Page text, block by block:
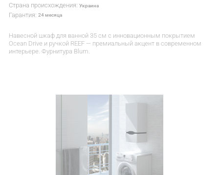
Страна происхождения: Украина
Гарантия: 24 месяца
Навесной шкаф для ванной 35 см с инновационным покрытием
Ocean Drive и ручкой REEF — премиальный акцент в современном
интерьере. Фурнитура Blum.